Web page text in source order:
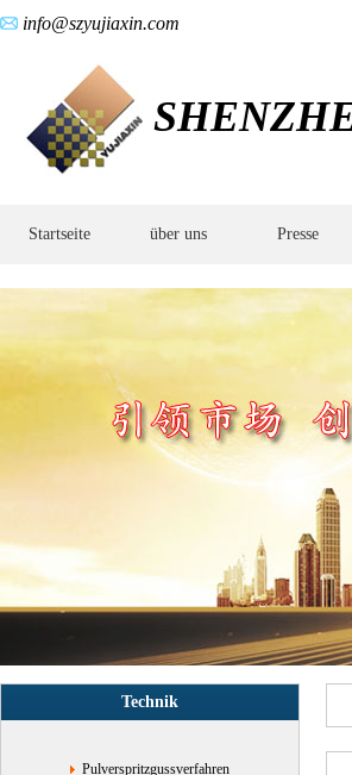
info@szyujiaxin.com
Startseite über uns Presse
Spritzgusstechnologie,Aluminiumoxid-
Keramik-
Spritzgusstechnologie,Einführung
Prozess,Einführung
Verarbeitungstechnologie,Spezialkeramik,High-
Tech-
Keramik,Aluminiumoxid-
Keramik-
Pulver-
Einspritzung,CIM-Technik
Pulverspritzgussverfahren